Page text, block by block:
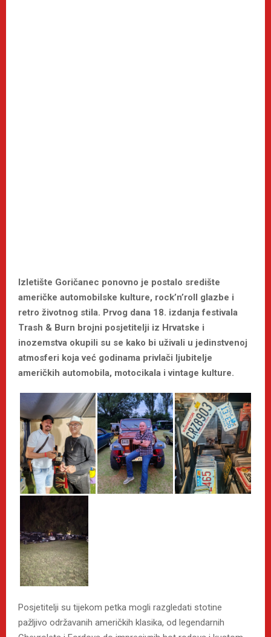
Izletište Goričanec ponovno je postalo središte
američke automobilske kulture, rock’n’roll glazbe i
retro životnog stila. Prvog dana 18. izdanja festivala
Trash & Burn brojni posjetitelji iz Hrvatske i
inozemstva okupili su se kako bi uživali u jedinstvenoj
atmosferi koja već godinama privlači ljubitelje
američkih automobila, motocikala i vintage kulture.
Posjetitelji su tijekom petka mogli razgledati stotine
pažljivo održavanih američkih klasika, od legendarnih